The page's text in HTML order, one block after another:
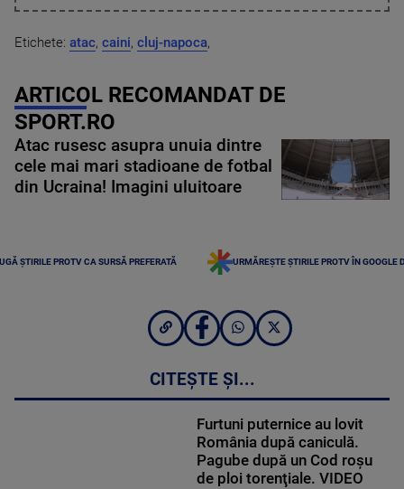
Etichete: atac, caini, cluj-napoca,
ARTICOL RECOMANDAT DE
SPORT.RO
Atac rusesc asupra unuia dintre
cele mai mari stadioane de fotbal
din Ucraina! Imagini uluitoare
ȘTIRILE PROTV CA SURSĂ PREFERATĂ URMĂREȘTE ȘTIRILE PROTV ÎN GOOGLE
CITEȘTE ȘI...
Furtuni puternice au lovit
România după caniculă.
Pagube după un Cod roşu
de ploi torenţiale. VIDEO